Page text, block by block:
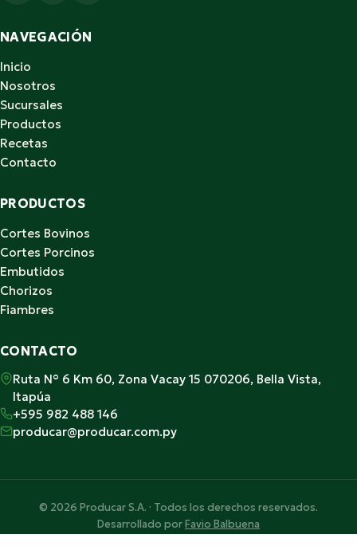
NAVEGACIÓN
Inicio
Nosotros
Sucursales
Productos
Recetas
Contacto
PRODUCTOS
Cortes Bovinos
Cortes Porcinos
Embutidos
Chorizos
Fiambres
CONTACTO
Ruta N° 6 Km 60, Zona Vacay 15 070206, Bella Vista,
Itapúa
+595 982 488 146
producar@producar.com.py
© 2026 Producar S.A. · Todos los derechos reservados.
Desarrollado porFavio Balbuena